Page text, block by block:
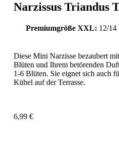
Narzissus Triandus
Premiumgröße XXL: 12/14
Diese Mini Narzisse bezaubert
Blüten und Ihrem betörenden
1-6 Blüten. Sie eignet sich auch
Kübel auf der Terrasse.
6,99 €